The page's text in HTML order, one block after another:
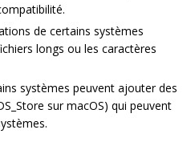
de certains systèmes
longs ou les caractères
systèmes peuvent ajouter des
sur macOS) qui peuvent